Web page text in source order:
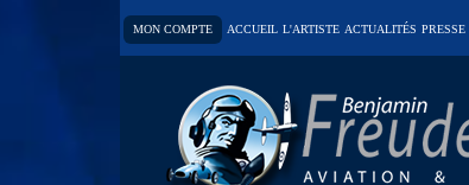
MON COMPTE ACCUEIL L'ARTISTE ACTUALITÉS PRESSE